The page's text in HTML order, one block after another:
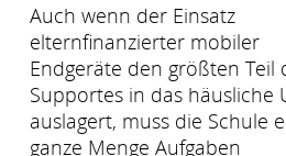
Auch wenn der Einsatz
elternfinanzierter mobiler
Endgeräte den größten Teil
Supportes in das häusliche
auslagert, muss die Schule
ganze Menge Aufgaben